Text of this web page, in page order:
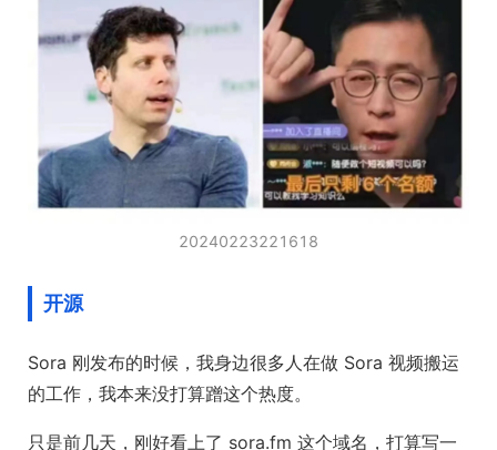
20240223221618
开源
Sora 刚发布的时候，我身边很多人在做 Sora 视频搬运
的工作，我本来没打算蹭这个热度。
只是前几天，刚好看上了 sora.fm 这个域名，打算写一